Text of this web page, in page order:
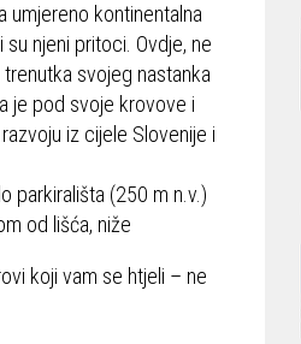
umjereno kontinentalna
njeni pritoci. Ovdje, ne
svojeg nastanka
je pod svoje krovove i
iz cijele Slovenije i
parkirališta (250 m n.v.)
od lišća, niže
koji vam se htjeli – ne